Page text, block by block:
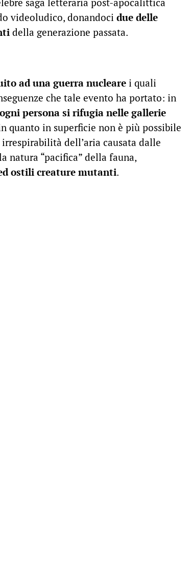
videoludico, donandoci due delle
della generazione passata.
ad una guerra nuclearei quali
che tale evento ha portato: in
ogni persona si rifugia nelle gallerie
quanto in superficie non è più possibile
dell’aria causata dalle
natura “pacifica” della fauna,
ostili creature mutanti.